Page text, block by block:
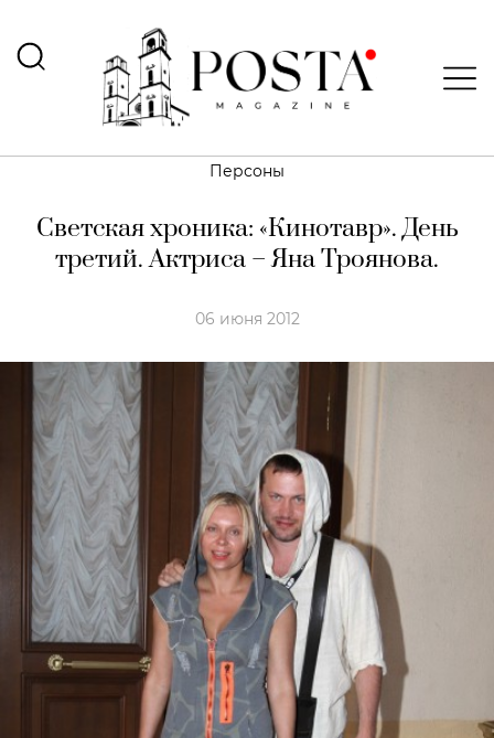
Персоны
Светская хроника: «Кинотавр». День
третий. Актриса – Яна Троянова.
06 июня 2012